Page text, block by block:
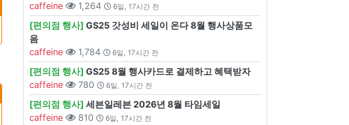
caffeine
1,264 6일, 17시간 전
[편의점 행사] GS25 갓성비 세일이 온다 8월 행사상품모
음
caffeine
1,784 6일, 17시간 전
[편의점 행사] GS25 8월 행사카드로 결제하고 혜택받자
caffeine
780 6일, 17시간 전
[편의점 행사] 세븐일레븐 2026년 8월 타임세일
caffeine
810 6일, 17시간 전